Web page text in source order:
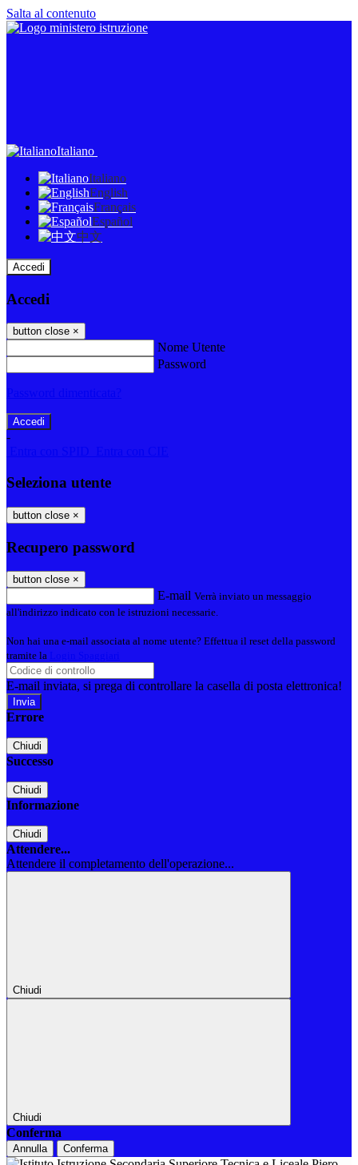
Salta al contenuto
Italiano
Italiano
English
Français
Español
中文
Accedi
Accedi
button close ×
Nome Utente
Password
-
Seleziona utente
button close ×
Recupero password
button close ×
E-mail Verrà inviato un messaggio
all'indirizzo indicato con le istruzioni necessarie.
Non hai una e-mail associata al nome utente? Effettua il reset della password
tramite la
E-mail inviata, si prega di controllare la casella di posta elettronica!
Errore
Chiudi
Successo
Chiudi
Informazione
Chiudi
Attendere...
Attendere il completamento dell'operazione...
Chiudi
Chiudi
Conferma
Annulla Conferma